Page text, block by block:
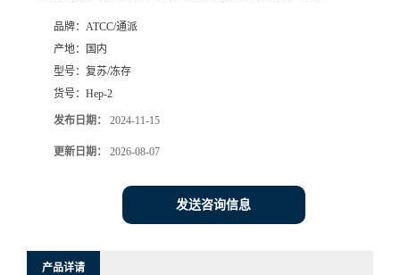
品牌： ATCC/通派
产地：
国内
型号： 复苏/冻存
货号： Hep-2
发布日期： 2024-11-15
更新日期： 2026-08-07
发送咨询信息
产品详请